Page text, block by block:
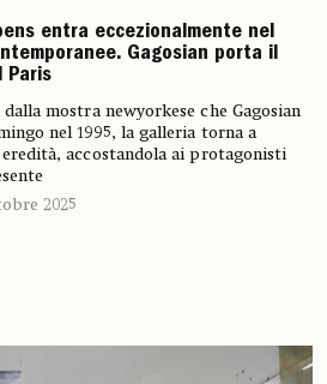
entra eccezionalmente nel
Gagosian porta il
Paris
mostra newyorkese che Gagosian
nel 1995, la galleria torna a
accostandola ai protagonisti
2025